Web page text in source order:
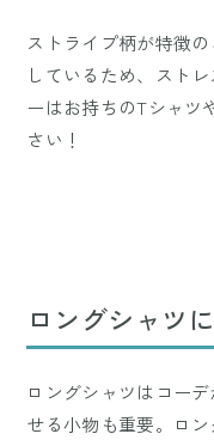
ストライプ柄が特徴
しているため、スト
ーはお持ちのTシャツ
さい！
ロングシャツ
ロングシャツはコー
せる小物も重要。ロ